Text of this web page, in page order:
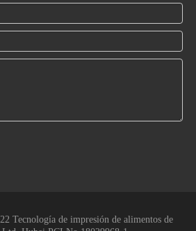
Tecnología de impresión de alimentos de